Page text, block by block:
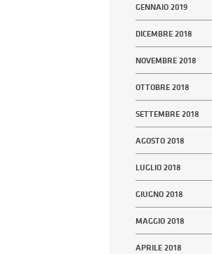
GENNAIO 2019
DICEMBRE 2018
NOVEMBRE 2018
OTTOBRE 2018
SETTEMBRE 2018
AGOSTO 2018
LUGLIO 2018
GIUGNO 2018
MAGGIO 2018
APRILE 2018